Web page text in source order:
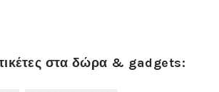
στα δώρα & gadgets: